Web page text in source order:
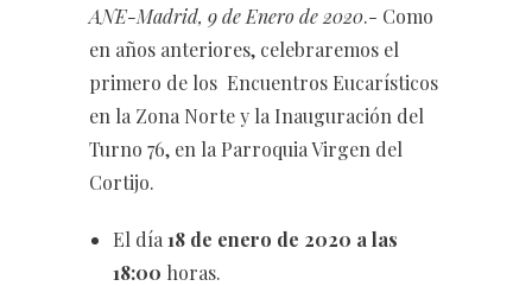
ANE-Madrid, 9 de Enero de 2020.- Como
en años anteriores, celebraremos el
primero de los Encuentros Eucarísticos
en la Zona Norte y la Inauguración del
Turno 76, en la Parroquia Virgen del
Cortijo.
El día 18 de enero de 2020 a las
18:00 horas.